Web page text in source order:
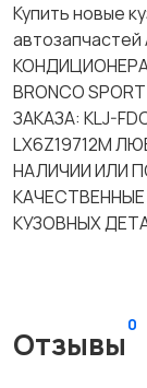
Купить новые
КОНДИЦИОНЕРА
BRONCO
ЗАКАЗА: KLJ-
LX6Z19712M
НАЛИЧИИ ИЛИ
КУЗОВНЫХ
Отзывы
0